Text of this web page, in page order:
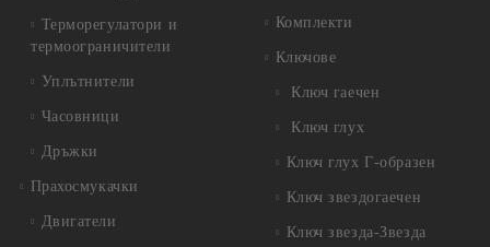
Терморегулатори и
термоограничители
Уплътнители
Часовници
Дръжки
Прахосмукачки
Двигатели
Комплекти
Ключове
Ключ гаечен
Ключ глух
Ключ глух Г-образен
Ключ звездогаечен
Ключ звезда-Звезда